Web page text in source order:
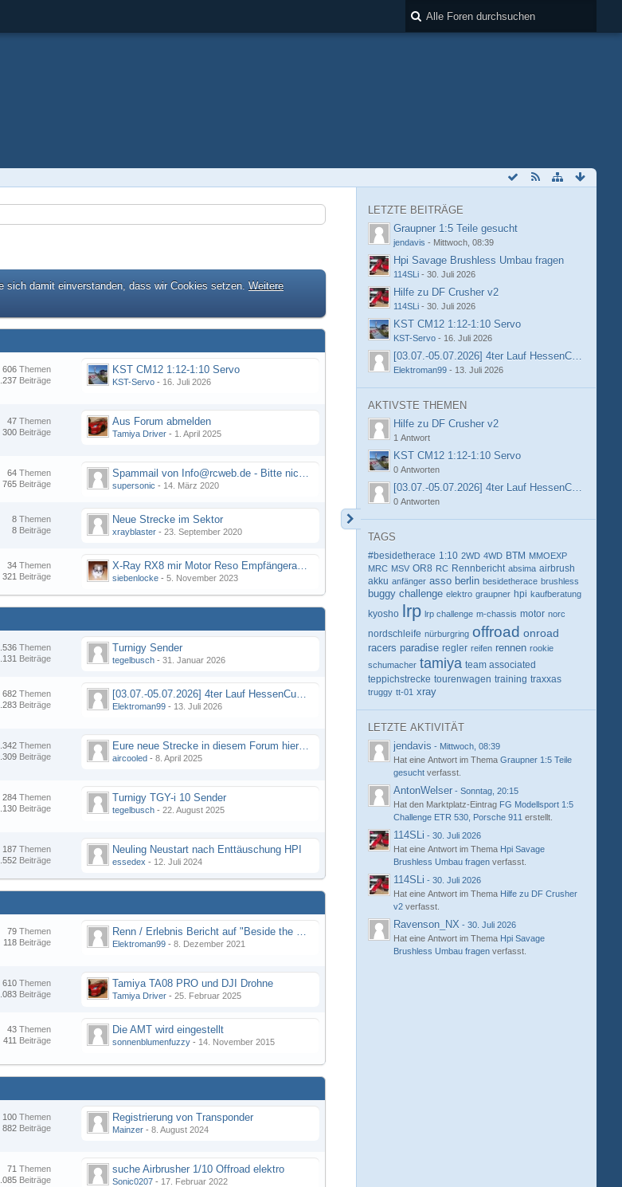
sich damit einverstanden, dass wir Cookies setzen. Weitere
Themen
606
Beiträge
KST CM12 1:12-1:10 Servo
KST-Servo - 16. Juli 2026
Themen
47
Beiträge
300
Aus Forum abmelden
Tamiya Driver - 1. April 2025
Themen
64
Beiträge
765
Spammail von Info@rcweb.de - Bitte nicht auf den Link klicken
supersonic - 14. März 2020
Themen
8
Beiträge
8
Neue Strecke im Sektor
xrayblaster - 23. September 2020
Themen
34
Beiträge
321
X-Ray RX8 mir Motor Reso Empfängerakku
siebenlocke - 5. November 2023
Themen
Beiträge
Turnigy Sender
tegelbusch - 31. Januar 2026
Themen
682
Beiträge
[03.07.-05.07.2026] 4ter Lauf HessenCup OR8 / OR8E 2026 beim MSV Linsengericht e.V.
Elektroman99 - 13. Juli 2026
Themen
Beiträge
Eure neue Strecke in diesem Forum hier posten
aircooled - 8. April 2025
Themen
284
Beiträge
Turnigy TGY-i 10 Sender
tegelbusch - 22. August 2025
Themen
187
Beiträge
Neuling Neustart nach Enttäuschung HPI
essedex - 12. Juli 2024
Themen
79
Beiträge
118
Renn / Erlebnis Bericht auf "Beside the Race"
Elektroman99 - 8. Dezember 2021
Themen
610
Beiträge
Tamiya TA08 PRO und DJI Drohne
Tamiya Driver - 25. Februar 2025
Themen
43
Beiträge
411
Die AMT wird eingestellt
sonnenblumenfuzzy - 14. November 2015
Themen
100
Beiträge
882
Registrierung von Transponder
Mainzer - 8. August 2024
Themen
71
Beiträge
suche Airbrusher 1/10 Offroad elektro
Sonic0207 - 17. Februar 2022
LETZTE BEITRÄGE
Graupner 1:5 Teile gesucht
jendavis - Mittwoch, 08:39
Hpi Savage Brushless Umbau fragen
114SLi - 30. Juli 2026
Hilfe zu DF Crusher v2
114SLi - 30. Juli 2026
KST CM12 1:12-1:10 Servo
KST-Servo - 16. Juli 2026
[03.07.-05.07.2026] 4ter Lauf HessenCup OR8 /
Elektroman99 - 13. Juli 2026
AKTIVSTE THEMEN
Hilfe zu DF Crusher v2
1 Antwort
KST CM12 1:12-1:10 Servo
0 Antworten
[03.07.-05.07.2026] 4ter Lauf HessenCup OR8 /
0 Antworten
TAGS
#besidetherace 1:10 2WD 4WD BTM MMOEXP
MRC MSV OR8 RC Rennbericht absima airbrush
akku anfänger asso berlin besidetherace brushless
buggy challenge elektro graupner hpi kaufberatung
kyosho lrp lrp challenge m-chassis motor norc
nordschleife nürburgring offroad onroad
racers paradise regler reifen rennen rookie
schumacher tamiya team associated
teppichstrecke tourenwagen training traxxas
truggy tt-01 xray
LETZTE AKTIVITÄT
jendavis - Mittwoch, 08:39
Hat eine Antwort im Thema Graupner 1:5 Teile
gesucht verfasst.
AntonWelser - Sonntag, 20:15
Hat den Marktplatz-Eintrag FG Modellsport 1:5
Challenge ETR 530, Porsche 911 erstellt.
114SLi - 30. Juli 2026
Hat eine Antwort im Thema Hpi Savage
Brushless Umbau fragen verfasst.
114SLi - 30. Juli 2026
Hat eine Antwort im Thema Hilfe zu DF Crusher
v2 verfasst.
Ravenson_NX - 30. Juli 2026
Hat eine Antwort im Thema Hpi Savage
Brushless Umbau fragen verfasst.